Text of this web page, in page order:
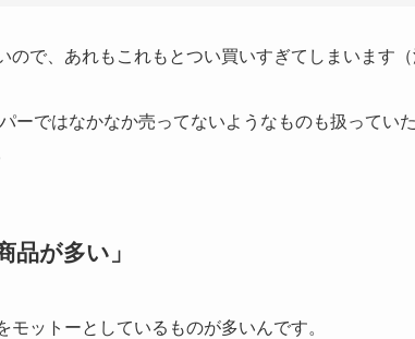
で、あれもこれもとつい買いすぎてしまいます（
ーではなかなか売ってないようなものも扱ってい
品が多い」
ットーとしているものが多いんです。